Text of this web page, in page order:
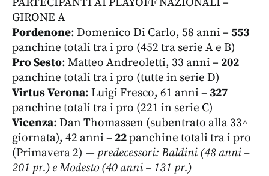
GIRONE A
Pordenone: Domenico Di Carlo, 58 anni – 553
panchine totali tra i pro (452 tra serie A e B)
Pro Sesto: Matteo Andreoletti, 33 anni – 202
panchine totali tra i pro (tutte in serie D)
Virtus Verona: Luigi Fresco, 61 anni – 327
panchine totali tra i pro (221 in serie C)
Vicenza: Dan Thomassen (subentrato alla 33^
giornata), 42 anni – 22panchine totali tra i pro
(Primavera 2) — predecessori: Baldini (48 anni –
201 pr.) e Modesto (40 anni – 131 pr.)